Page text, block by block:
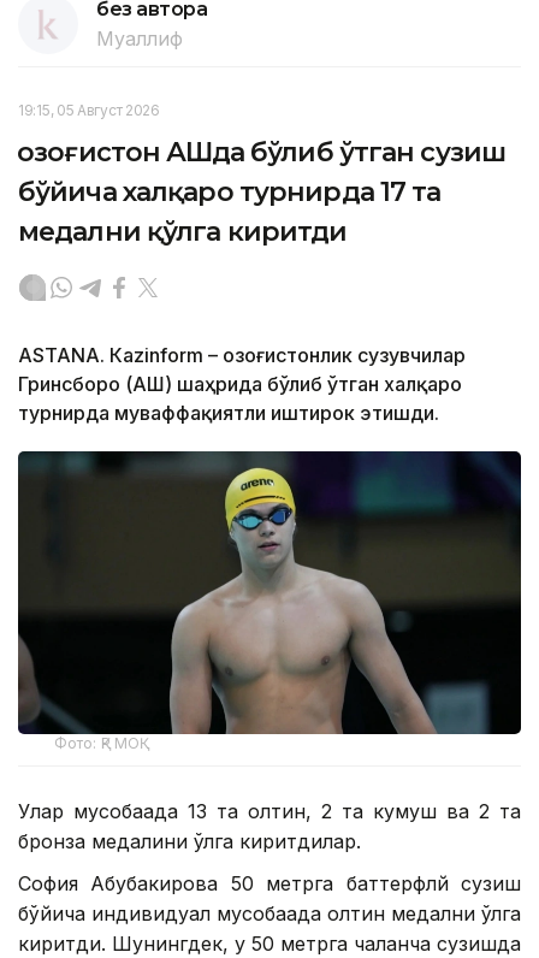
без автора
Муаллиф
19:15, 05 Август 2026
Қозоғистон АҚШда бўлиб ўтган сузиш
бўйича халқаро турнирда 17 та
медални қўлга киритди
ASTANА. Кazinform – Қозоғистонлик сузувчилар
Гринсборо (АҚШ) шаҳрида бўлиб ўтган халқаро
турнирда муваффақиятли иштирок этишди.
Фото: ҚР МОҚ
Улар мусобақада 13 та олтин, 2 та кумуш ва 2 та
бронза медалини қўлга киритдилар.
София Абубакирова 50 метрга баттерфлй сузиш
бўйича индивидуал мусобақада олтин медални қўлга
киритди. Шунингдек, у 50 метрга чалқанча сузишда